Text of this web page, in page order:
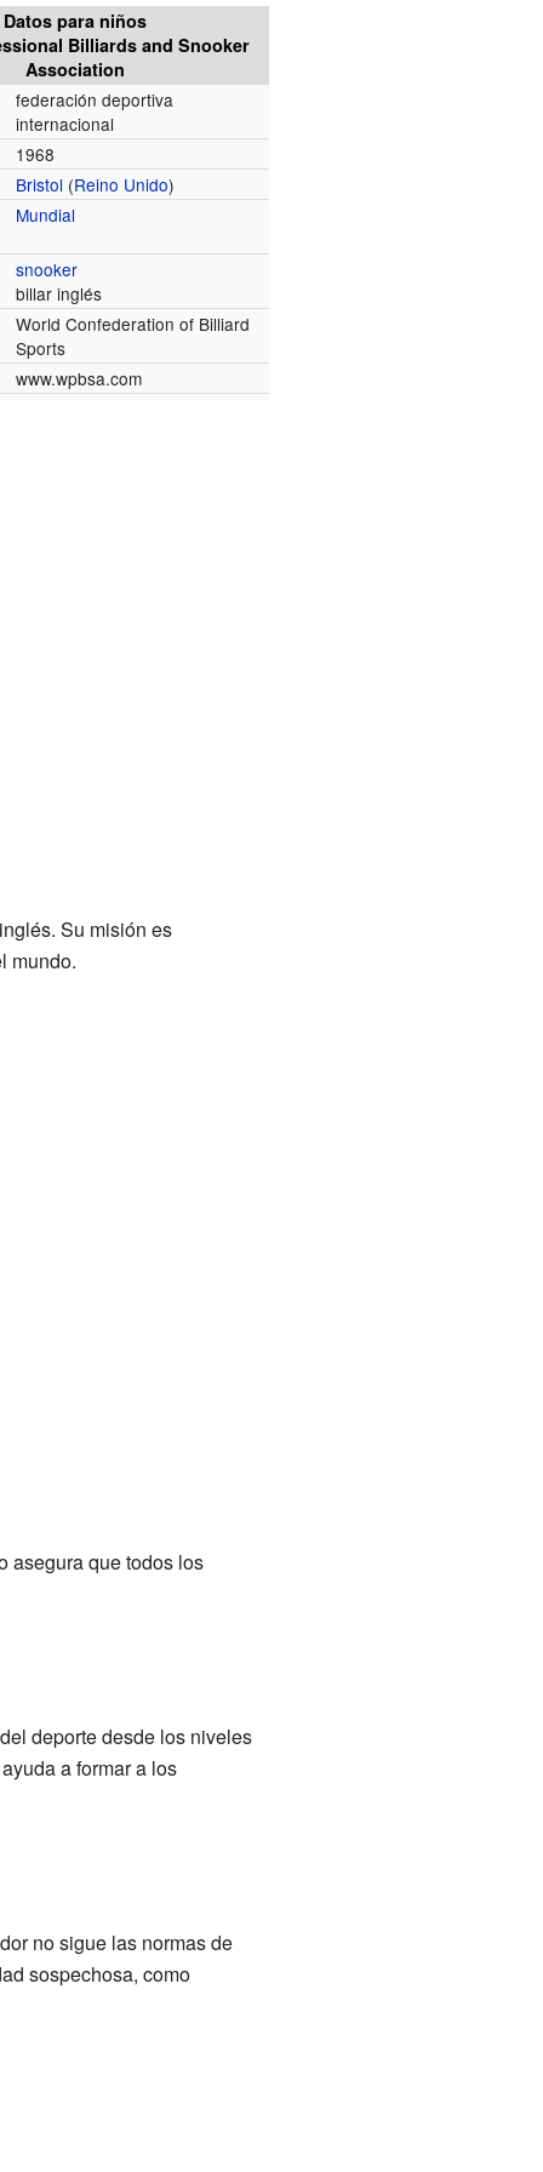
Datos para niños
Billiards and Snooker
Association
federación deportiva
internacional
1968
Bristol (Reino Unido)
Mundial
snooker
billar inglés
World Confederation of Billiard
Sports
www.wpbsa.com
Su misión es
mundo.
asegura que todos los
deporte desde los niveles
a formar a los
no sigue las normas de
sospechosa, como